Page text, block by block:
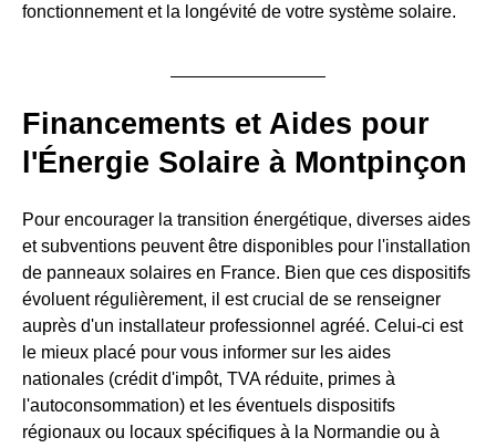
fonctionnement et la longévité de votre système solaire.
Financements et Aides pour
l'Énergie Solaire à Montpinçon
Pour encourager la transition énergétique, diverses aides
et subventions peuvent être disponibles pour l'installation
de panneaux solaires en France. Bien que ces dispositifs
évoluent régulièrement, il est crucial de se renseigner
auprès d'un installateur professionnel agréé. Celui-ci est
le mieux placé pour vous informer sur les aides
nationales (crédit d'impôt, TVA réduite, primes à
l'autoconsommation) et les éventuels dispositifs
régionaux ou locaux spécifiques à la Normandie ou à